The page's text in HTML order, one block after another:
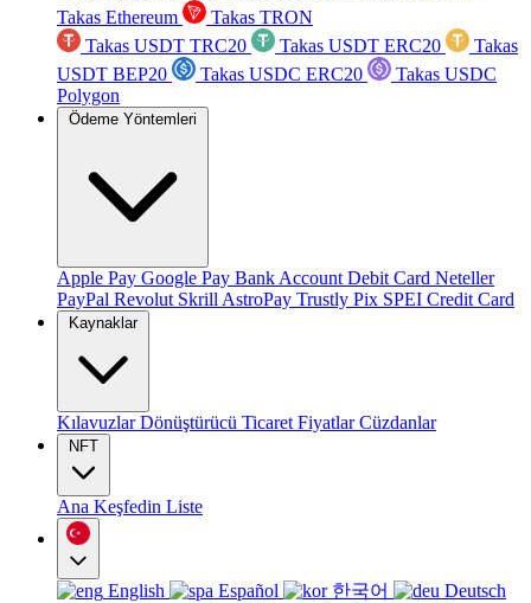
Takas Ethereum
Takas TRON
Takas USDT TRC20
Takas USDT ERC20
Takas
USDT BEP20
Takas USDC ERC20
Takas USDC
Polygon
Ödeme Yöntemleri
Apple Pay Google Pay Bank Account Debit Card Neteller
PayPal Revolut Skrill AstroPay Trustly Pix SPEI Credit Card
Kaynaklar
KılavuzlarDönüştürücü Ticaret FiyatlarCüzdanlar
NFT
Ana Keşfedin Liste
English Español 한국어
Deutsch